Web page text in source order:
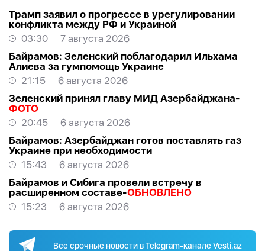
Трамп заявил о прогрессе в урегулировании
конфликта между РФ и Украиной
03:30
7 августа 2026
Байрамов: Зеленский поблагодарил Ильхама
Алиева за гумпомощь Украине
21:15
6 августа 2026
Зеленский принял главу МИД Азербайджана-
ФОТО
20:45
6 августа 2026
Байрамов: Азербайджан готов поставлять газ
Украине при необходимости
15:43
6 августа 2026
Байрамов и Сибига провели встречу в
расширенном составе-ОБНОВЛЕНО
15:23
6 августа 2026
Все срочные новости в Telegram-канале Vesti.az